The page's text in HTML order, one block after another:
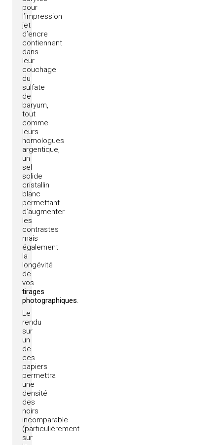
pour
l’impression
jet
d’encre
contiennent
dans
leur
couchage
du
sulfate
de
baryum,
tout
comme
leurs
homologues
argentique,
un
sel
solide
cristallin
blanc
permettant
d’augmenter
les
contrastes
mais
également
la
longévité
de
vos
tirages
photographiques.
Le
rendu
sur
un
de
ces
papiers
permettra
une
densité
des
noirs
incomparable
(particulièrement
sur